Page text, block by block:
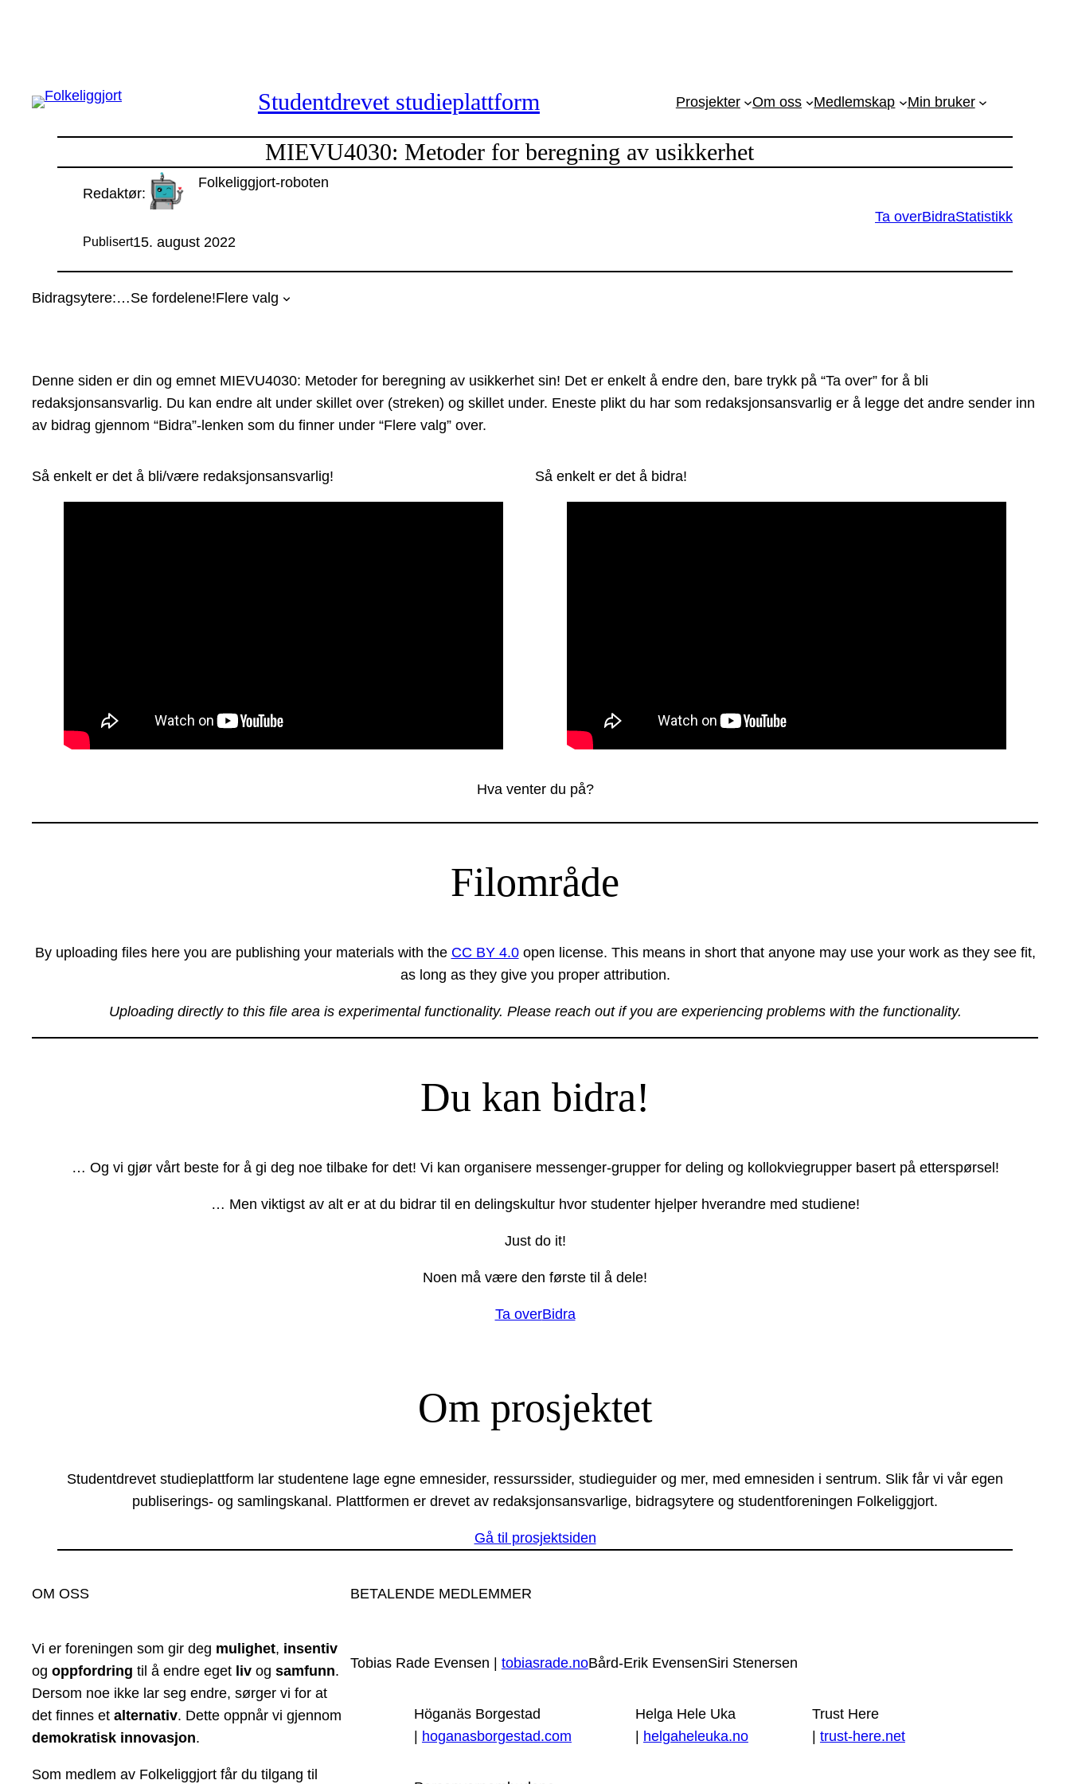
Studentdrevet studieplattform Prosjekter Om oss Medlemskap Min bruker
MIEVU4030: Metoder for beregning av usikkerhet
Redaktør:
Folkeliggjort-roboten
Publisert15. august 2022
Ta overBidraStatistikk
Bidragsytere:…Se fordelene!Flere valg
Denne siden er din og emnet MIEVU4030: Metoder for beregning av usikkerhet sin! Det er enkelt å endre den, bare trykk på “Ta over” for å bli
redaksjonsansvarlig. Du kan endre alt under skillet over (streken) og skillet under. Eneste plikt du har som redaksjonsansvarlig er å legge det andre sender inn
av bidrag gjennom “Bidra”-lenken som du finner under “Flere valg” over.
Så enkelt er det å bli/være redaksjonsansvarlig! Så enkelt er det å bidra!
Hva venter du på?
Filområde
By uploading files here you are publishing your materials with the CC BY 4.0open license. This means in short that anyone may use your work as they see fit,
as long as they give you proper attribution.
Uploading directly to this file area is experimental functionality. Please reach out if you are experiencing problems with the functionality.
Du kan bidra!
… Og vi gjør vårt beste for å gi deg noe tilbake for det! Vi kan organisere messenger-grupper for deling og kollokviegrupper basert på etterspørsel!
… Men viktigst av alt er at du bidrar til en delingskultur hvor studenter hjelper hverandre med studiene!
Just do it!
Noen må være den første til å dele!
Ta overBidra
Om prosjektet
Studentdrevet studieplattform lar studentene lage egne emnesider, ressurssider, studieguider og mer, med emnesiden i sentrum. Slik får vi vår egen
publiserings- og samlingskanal. Plattformen er drevet av redaksjonsansvarlige, bidragsytere og studentforeningen Folkeliggjort.
Gå til prosjektsiden
OM OSS
Vi er foreningen som gir deg mulighet, insentiv
og oppfordring til å endre eget liv og samfunn.
Dersom noe ikke lar seg endre, sørger vi for at
det finnes et alternativ. Dette oppnår vi gjennom
demokratisk innovasjon.
Som medlem av Folkeliggjort får du tilgang til
BETALENDE MEDLEMMER
Tobias Rade Evensen | tobiasrade.noBård-Erik EvensenSiri Stenersen
Höganäs Borgestad
| hoganasborgestad.com
Helga Hele Uka
| helgaheleuka.no
Trust Here
| trust-here.net